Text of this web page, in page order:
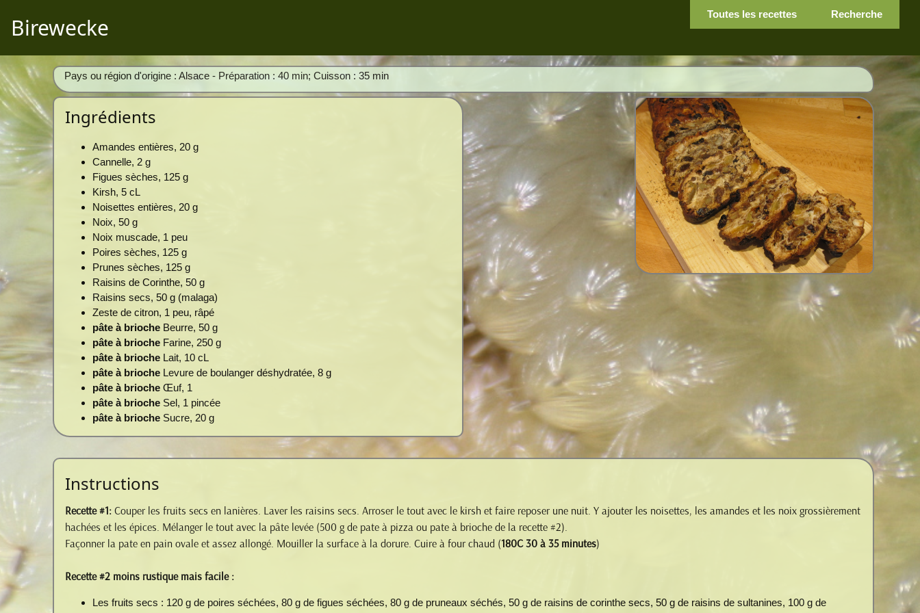
Birewecke Toutes les recettes Recherche
Pays ou région d'origine : Alsace - Préparation : 40 min; Cuisson : 35 min
Ingrédients
Amandes entières, 20 g
Cannelle, 2 g
Figues sèches, 125 g
Kirsh, 5 cL
Noisettes entières, 20 g
Noix, 50 g
Noix muscade, 1 peu
Poires sèches, 125 g
Prunes sèches, 125 g
Raisins de Corinthe, 50 g
Raisins secs, 50 g (malaga)
Zeste de citron, 1 peu, râpé
pâte à brioche Beurre, 50 g
pâte à brioche Farine, 250 g
pâte à brioche Lait, 10 cL
pâte à brioche Levure de boulanger déshydratée, 8 g
pâte à brioche Œuf, 1
pâte à brioche Sel, 1 pincée
pâte à brioche Sucre, 20 g
Instructions
Recette #1: Couper les fruits secs en lanières. Laver les raisins secs. Arroser le tout avec le kirsh et faire reposer une nuit. Y ajouter les noisettes, les amandes et les noix grossièrement
hachées et les épices. Mélanger le tout avec la pâte levée (500 g de pate à pizza ou pate à brioche de la recette #2).
Façonner la pate en pain ovale et assez allongé. Mouiller la surface à la dorure. Cuire à four chaud (180C 30 à 35 minutes)
Recette #2 moins rustique mais facile :
Les fruits secs : 120 g de poires séchées, 80 g de figues séchées, 80 g de pruneaux séchés, 50 g de raisins de corinthe secs, 50 g de raisins de sultanines, 100 g de